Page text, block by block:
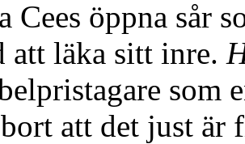
Cees öppna sår
att läka sitt inre.
som
att det just är